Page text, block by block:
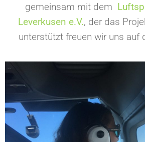
gemeinsam mit dem
Leverkusen e.V., der das
unterstützt freuen wir uns auf